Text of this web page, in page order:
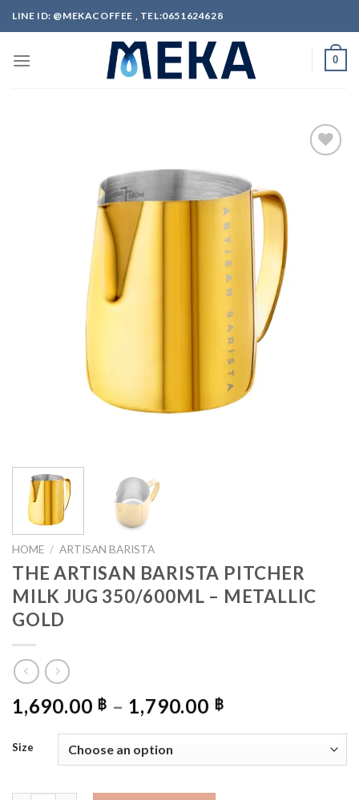
Skip
to
LINE ID: @MEKACOFFEE , TEL:0651624628
0
WISHLIST
HOME / ARTISAN BARISTA
THE ARTISAN BARISTA PITCHER
MILK JUG 350/600ML – METALLIC
GOLD
1,690.00 ฿ – 1,790.00 ฿PRICE
THROUGH
Size